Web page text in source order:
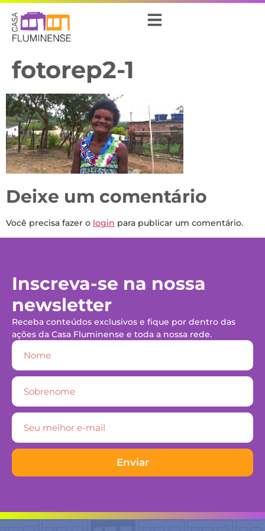
fotorep2-1
Deixe um comentário
Você precisa fazer o login para publicar um comentário.
Inscreva-se na nossa
newsletter
Receba conteúdos exclusivos e fique por dentro das
ações da Casa Fluminense e toda a nossa rede.
Enviar